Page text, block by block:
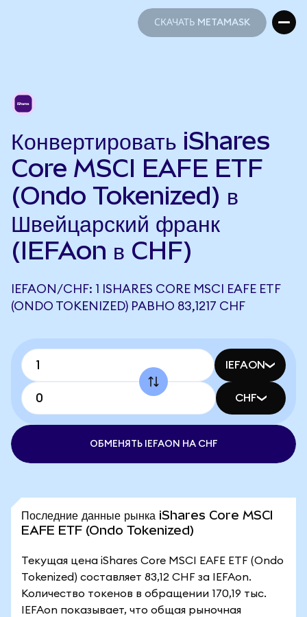
СКАЧАТЬ METAMASK
Конвертировать iShares
Core MSCI EAFE ETF
(Ondo Tokenized) в
Швейцарский франк
(IEFAon в CHF)
IEFAON/CHF: 1 ISHARES CORE MSCI EAFE ETF
(ONDO TOKENIZED) РАВНО 83,1217 CHF
IEFAON
CHF
ОБМЕНЯТЬ IEFAON НА CHF
Последние данные рынка iShares Core MSCI
EAFE ETF (Ondo Tokenized)
Текущая цена iShares Core MSCI EAFE ETF (Ondo
Tokenized) составляет 83,12 CHF за IEFAon.
Количество токенов в обращении 170,19 тыс.
IEFAon показывает, что общая рыночная